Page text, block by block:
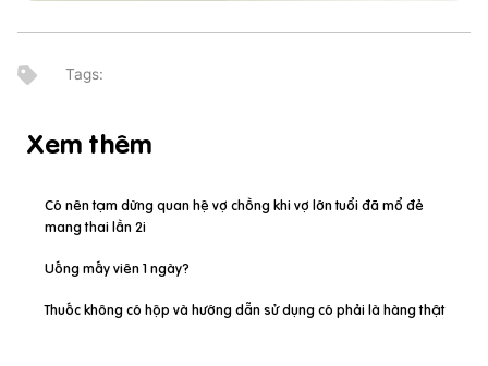
Xem thêm
Có nên tạm dừng quan hệ vợ chồng khi vợ lớn tuổi đã mổ đẻ
mang thai lần 2i
Uống mấy viên 1 ngày?
Thuốc không có hộp và hướng dẫn sử dụng có phải là hàng thật